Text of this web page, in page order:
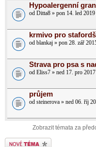
Hypoalergenní
od Ditta8 » pon 14. led
krmivo pro
od blankaj » pon 28. zář
Strava pro psa s
od Eliss7 » ned 17. pro
průjem
od steinerova » ned 06. říj
Zobrazit témata za
Odeslat nové téma